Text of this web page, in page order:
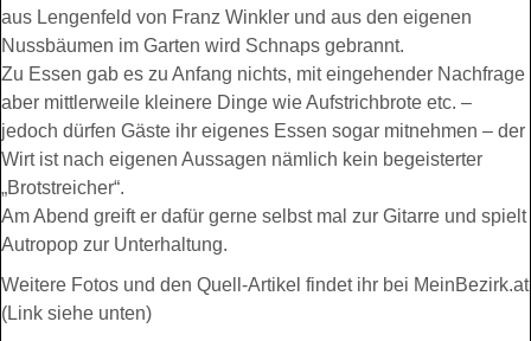
aus Lengenfeld von Franz Winkler und aus den eigenen
Nussbäumen im Garten wird Schnaps gebrannt.
Zu Essen gab es zu Anfang nichts, mit eingehender Nachfrage
aber mittlerweile kleinere Dinge wie Aufstrichbrote etc. –
jedoch dürfen Gäste ihr eigenes Essen sogar mitnehmen – der
Wirt ist nach eigenen Aussagen nämlich kein begeisterter
„Brotstreicher“.
Am Abend greift er dafür gerne selbst mal zur Gitarre und spielt
Autropop zur Unterhaltung.
Weitere Fotos und den Quell-Artikel findet ihr bei MeinBezirk.at
(Link siehe unten)